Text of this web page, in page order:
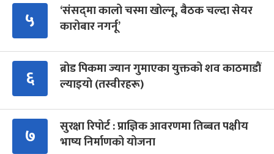
५
‘संसद्‍मा कालो चस्मा खोल्नू, बैठक चल्दा सेयर
कारोबार नगर्नू’
६
ब्रोड पिकमा ज्यान गुमाएका युक्तको शव काठमाडौं
ल्याइयो (तस्वीरहरू)
७
सुरक्षा रिपोर्ट : प्राज्ञिक आवरणमा तिब्बत पक्षीय
भाष्य निर्माणको योजना